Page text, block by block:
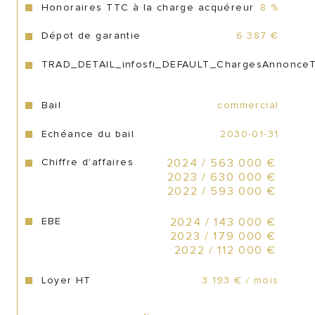
de 143 K€
CA 2023 :  630 K€ avec un EBE reconstitué
de 112 K€
clause de confidentialité.
Honoraires TTC à la charge acquéreur 8 %
Dépot de garantie 6 387 €
Bail commercial
Echéance du bail 2030-01-31
Chiffre d'affaires
2024 / 563 000 €
2023 / 630 000 €
2022 / 593 000 €
EBE
2024 / 143 000 €
2023 / 179 000 €
2022 / 112 000 €
Loyer HT 3 193 € / mois